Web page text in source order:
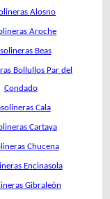
Alosno
Aroche
Beas
Bollullos Par del
Condado
Cala
Cartaya
Chucena
Encinasola
Gibraleón